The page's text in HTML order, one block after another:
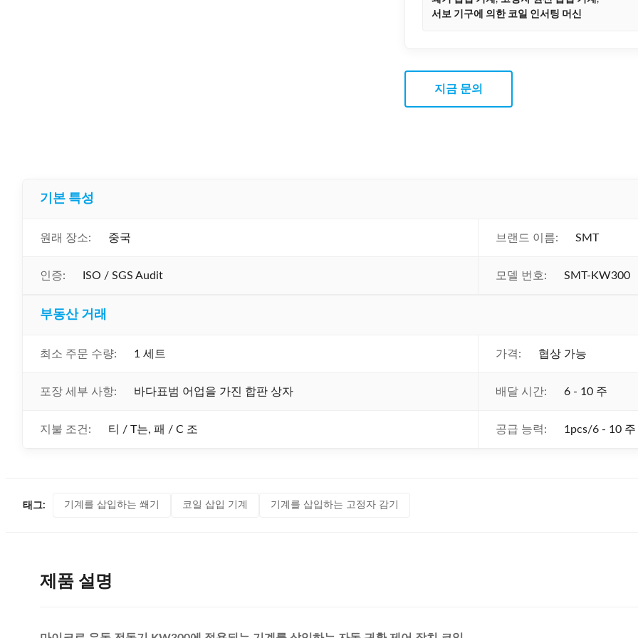
서보 기구에 의한 코일 인서팅 머신
지금 문의
기본 특성
원래 장소: 중국 브랜드 이름: SMT
인증: ISO / SGS Audit 모델 번호: SMT-KW300
부동산 거래
최소 주문 수량: 1 세트 가격: 협상 가능
포장 세부 사항: 바다표범 어업을 가진 합판 상자 배달 시간: 6 - 10 주
지불 조건: 티 / T는, 패 / C 조 공급 능력: 1pcs/6 - 10 주
태그: 기계를 삽입하는 쐐기 코일 삽입 기계 기계를 삽입하는 고정자 감기
제품 설명